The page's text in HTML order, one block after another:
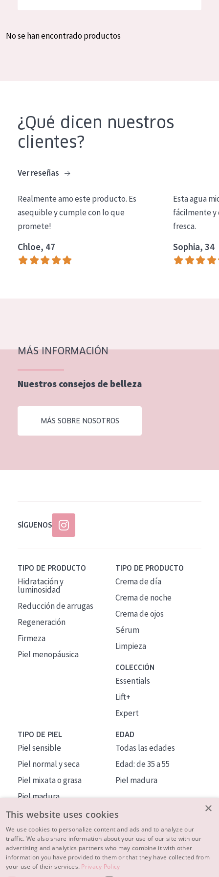
Crema de día
Crema de noche
Limpieza
COLECCIÓN
Essentials
Lift+
Piel normal y seca
Piel mixata o grasa
Piel madura
Piel expuesta al sol
Piel menopáusica
Todas las edades
Spanish
No se han encontrado productos
¿Qué dicen nuestros
clientes?
Ver reseñas
Realmente amo este producto. Es
asequible y cumple con lo que
promete!
Chloe, 47
Esta agua
fácilmente y
fresca.
Sophia, 34
MÁS INFORMACIÓN
Nuestros consejos de belleza
MÁS SOBRE NOSOTROS
SÍGUENOS
TIPO DE PRODUCTO
Hidratación y
luminosidad
Reducción de arrugas
Regeneración
Firmeza
Piel menopáusica
TIPO DE PRODUCTO
Crema de día
Crema de noche
Crema de ojos
Sérum
Limpieza
COLECCIÓN
Essentials
Lift+
Expert
TIPO DE PIEL
Piel sensible
Piel normal y seca
Piel mixata o grasa
Piel madura
Piel expuesta al sol
Piel menopáusica
EDAD
Todas las edades
Edad: de 35 a 55
Piel madura
MÁS SOBRE NOSOTROS
INSPIRACIÓN
×
This website uses cookies
We use cookies to personalize content and ads and to analyze our
traffic. We also share information about your use of our site with our
advertising and analytics partners who may combine it with other
information you have provided to them or that they have collected from
your use of their services. Privacy Policy